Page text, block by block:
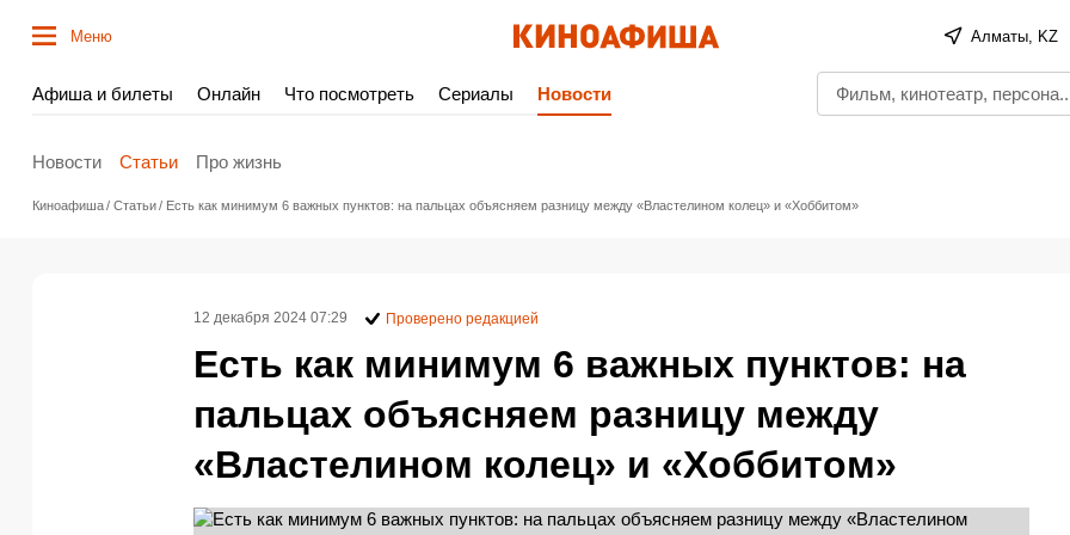
Меню Алматы, KZ
Афиша и билеты Онлайн Что посмотреть Сериалы Новости
Новости Статьи Про жизнь
Киноафиша Статьи Есть как минимум 6 важных пунктов: на пальцах объясняем разницу между «Властелином колец» и «Хоббитом»
Есть как минимум 6 важных пунктов: на
пальцах объясняем разницу между
«Властелином колец» и «Хоббитом»
12 декабря 2024 07:29 Проверено редакцией